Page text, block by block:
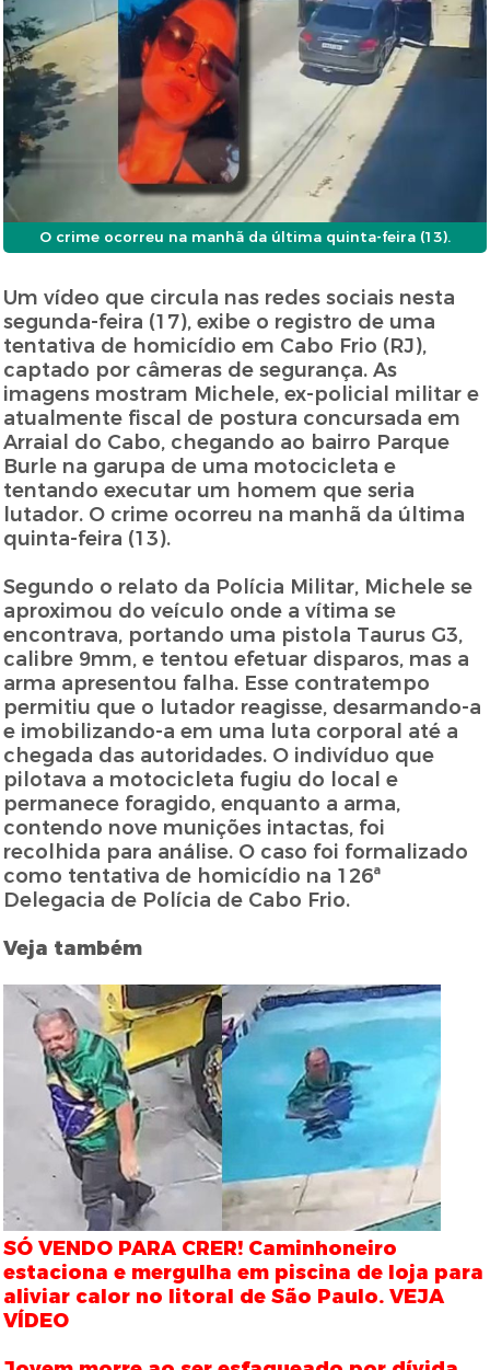
O crime ocorreu na manhã da última quinta-feira (13).
Um vídeo que circula nas redes sociais nesta
segunda-feira (17), exibe o registro de uma
tentativa de homicídio em Cabo Frio (RJ),
captado por câmeras de segurança. As
imagens mostram Michele, ex-policial militar e
atualmente fiscal de postura concursada em
Arraial do Cabo, chegando ao bairro Parque
Burle na garupa de uma motocicleta e
tentando executar um homem que seria
lutador. O crime ocorreu na manhã da última
quinta-feira (13).
Segundo o relato da Polícia Militar, Michele se
aproximou do veículo onde a vítima se
encontrava, portando uma pistola Taurus G3,
calibre 9mm, e tentou efetuar disparos, mas a
arma apresentou falha. Esse contratempo
permitiu que o lutador reagisse, desarmando-a
e imobilizando-a em uma luta corporal até a
chegada das autoridades. O indivíduo que
pilotava a motocicleta fugiu do local e
permanece foragido, enquanto a arma,
contendo nove munições intactas, foi
recolhida para análise. O caso foi formalizado
como tentativa de homicídio na 126ª
Delegacia de Polícia de Cabo Frio.
Veja também
SÓ VENDO PARA CRER! Caminhoneiro
estaciona e mergulha em piscina de loja para
aliviar calor no litoral de São Paulo. VEJA
VÍDEO